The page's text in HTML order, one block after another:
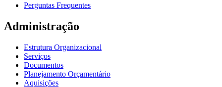
Perguntas Frequentes
Administração
Estrutura Organizacional
Serviços
Documentos
Planejamento Orçamentário
Aquisições